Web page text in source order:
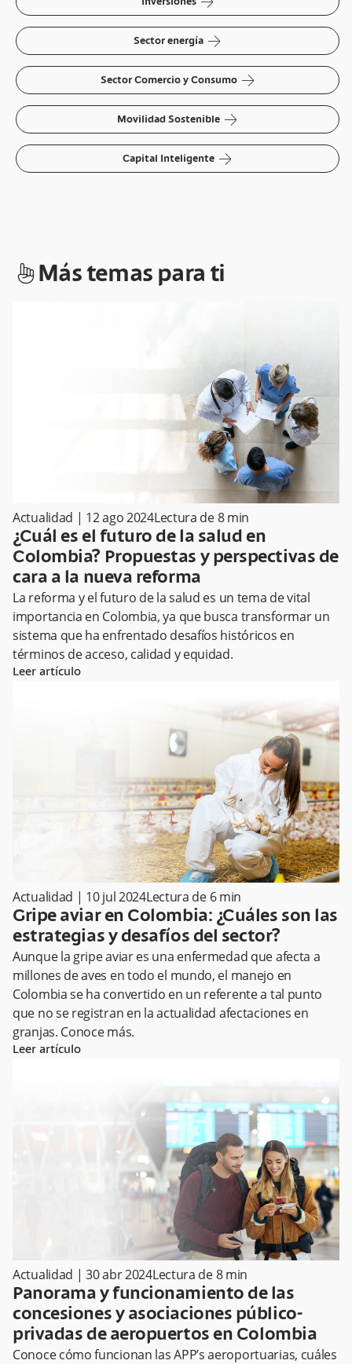
Sector energía arrow-right
Sector Comercio y Consumo arrow-right
Movilidad Sostenible arrow-right
Capital Inteligente arrow-right
hand-index Más temas para ti
Actualidad | 12 ago 2024Lectura de8min
¿Cuál es el futuro de la salud en
Colombia? Propuestas y perspectivas de
cara a la nueva reforma
La reforma y el futuro de la salud es un tema de vital
importancia en Colombia, ya que busca transformar un
sistema que ha enfrentado desafíos históricos en
términos de acceso, calidad y equidad.
Leer artículo
Actualidad | 10 jul 2024Lectura de 6min
Gripe aviar en Colombia: ¿Cuáles son las
estrategias y desafíos del sector?
Aunque la gripe aviar es una enfermedad que afecta a
millones de aves en todo el mundo, el manejo en
Colombia se ha convertido en un referente a tal punto
que no se registran en la actualidad afectaciones en
granjas. Conoce más.
Leer artículo
Actualidad | 30 abr 2024Lectura de8min
Panorama y funcionamiento de las
concesiones y asociaciones público-
privadas de aeropuertos en Colombia
Conoce cómo funcionan las APP’s aeroportuarias, cuáles